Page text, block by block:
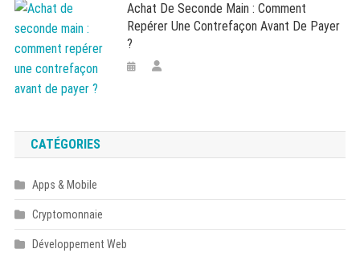
Achat De Seconde Main : Comment
Repérer Une Contrefaçon Avant De Payer
?
CATÉGORIES
Apps & Mobile
Cryptomonnaie
Développement Web